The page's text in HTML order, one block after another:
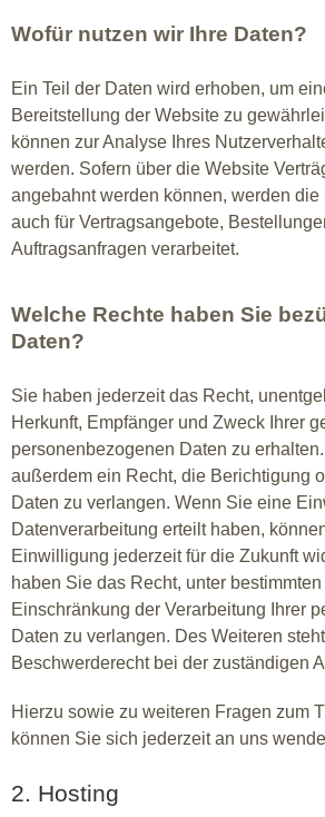
Wofür nutzen wir Ihre Daten?
Ein Teil der Daten wird erhoben, um
Bereitstellung der Website zu
können zur Analyse Ihres
werden. Sofern über die Website
angebahnt werden können, werden die
auch für Vertragsangebote,
Auftragsanfragen verarbeitet.
Welche Rechte haben Sie
Daten?
Sie haben jederzeit das Recht,
Herkunft, Empfänger und Zweck Ihrer
personenbezogenen Daten zu
außerdem ein Recht, die Berichtigung
Daten zu verlangen. Wenn Sie eine
Datenverarbeitung erteilt haben,
Einwilligung jederzeit für die Zukunft
haben Sie das Recht, unter
Einschränkung der Verarbeitung Ihrer
Daten zu verlangen. Des Weiteren
Beschwerderecht bei der zuständigen
Hierzu sowie zu weiteren Fragen zum
können Sie sich jederzeit an uns
2. Hosting